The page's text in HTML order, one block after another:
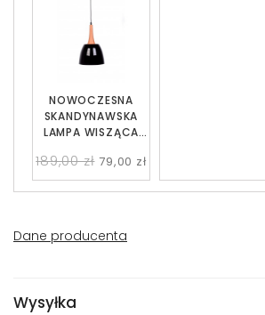
NOWOCZESNA
SKANDYNAWSKA
LAMPA WISZĄCA
189,00 zł 79,00 zł
Dane producenta
Wysyłka